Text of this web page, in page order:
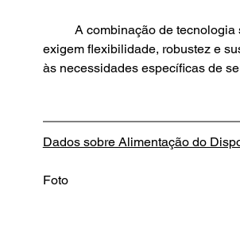
A combinação de tecnologia
exigem flexibilidade, robustez e
às necessidades específicas de
Dados sobre Alimentação do
Foto